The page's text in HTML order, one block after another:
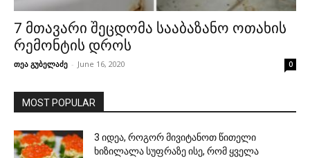
7 მთავარი შეცდომა სააბაზანო ოთახის
რემონტის დროს
თეა გუბელაძე - June 16, 2020 0
MOST POPULAR
3 იდეა, როგორ მივიტანოთ წითელი
ხიზილალა სუფრაზე ისე, რომ ყველა